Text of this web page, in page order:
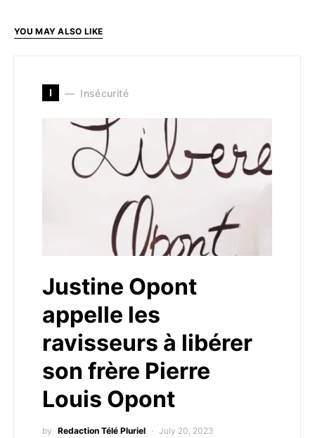
YOU MAY ALSO LIKE
I Insécurité
Justine Opont
appelle les
ravisseurs à libérer
son frère Pierre
Louis Opont
by Redaction Télé Pluriel July 20, 2023